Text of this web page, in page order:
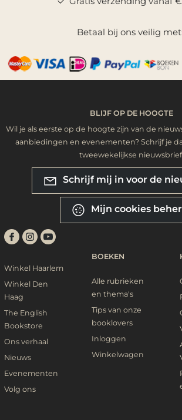
Betaal bij ons veilig
BLIJF OP DE HOOGTE
Wil je als eerste op de hoogte zijn van de
aanbiedingen en evenementen? Schrijf je
tweewekelijkse
Schrijf mij in voor de
Mijn cookies
Winkel Haarlem
Winkel Den
Haag
The English
Bookstore
Ons verhaal
Nieuws
Evenementen
Volg ons
BOEKEN
Alle rubrieken
en thema's
Tips van onze
booklovers
Inloggen
Winkelwagen